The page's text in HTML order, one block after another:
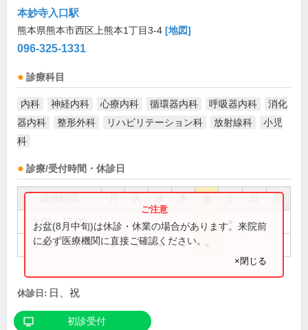
本妙寺入口駅
熊本県熊本市西区上熊本1丁目3-4 [地図]
096-325-1331
診療科目
内科 神経内科 心療内科 循環器内科 呼吸器内科
消化
器内科
整形外科 リハビリテーション科 放射線科
小児
科
診療/受付時間・休診日
祝
9:00～13:00
9:00～18:00 ● ● ● ●
お盆(8月中旬)は休診・休業の場合があります。来院前
に必ず医療機関に直接ご確認ください。
×閉じる
休診日: 日、祝
初診受付